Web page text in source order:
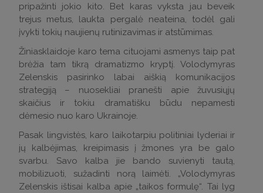
pripažinti jokio kito. Bet karas vyksta jau beveik
trejus metus, laukta pergalė neateina, todėl gali
įvykti tokių naujienų rutinizavimas ir atstūmimas.
Žiniasklaidoje karo tema cituojami asmenys taip pat
brėžia tam tikrą dramatizmo kryptį. Volodymyras
Zelenskis pasirinko labai aiškią komunikacijos
strategiją – nuosekliai pranešti apie žuvusiųjų
skaičius ir tokiu dramatišku būdu nepamesti
dėmesio nuo karo Ukrainoje.
Pasak lingvistės, karo laikotarpiu politiniai lyderiai ir
jų kalbėjimas, kreipimasis į žmones yra be galo
svarbu. Savo kalba jie bando suvienyti tautą,
mobilizuoti, sužadinti norą laimėti. „Volodymyras
Zelenskis ištisai kalba apie „taikos formulę“. Tai lyg